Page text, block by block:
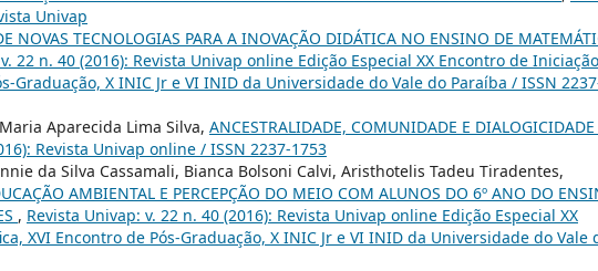
Univap
NOVAS TECNOLOGIAS PARA A INOVAÇÃO DIDÁTICA NO ENSINO DE
22 n. 40 (2016): Revista Univap online Edição Especial XX Encontro de Iniciação
Graduação, X INIC Jr e VI INID da Universidade do Vale do Paraíba / ISSN
Aparecida Lima Silva, ANCESTRALIDADE, COMUNIDADE E DIALOGICIDADE
Revista Univap online / ISSN 2237-1753
da Silva Cassamali, Bianca Bolsoni Calvi, Aristhotelis Tadeu Tiradentes,
AMBIENTAL E PERCEPÇÃO DO MEIO COM ALUNOS DO 6º ANO DO
, Revista Univap: v. 22 n. 40 (2016): Revista Univap online Edição Especial XX
XVI Encontro de Pós-Graduação, X INIC Jr e VI INID da Universidade do Vale